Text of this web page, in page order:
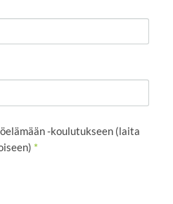
-koulutukseen (laita
*